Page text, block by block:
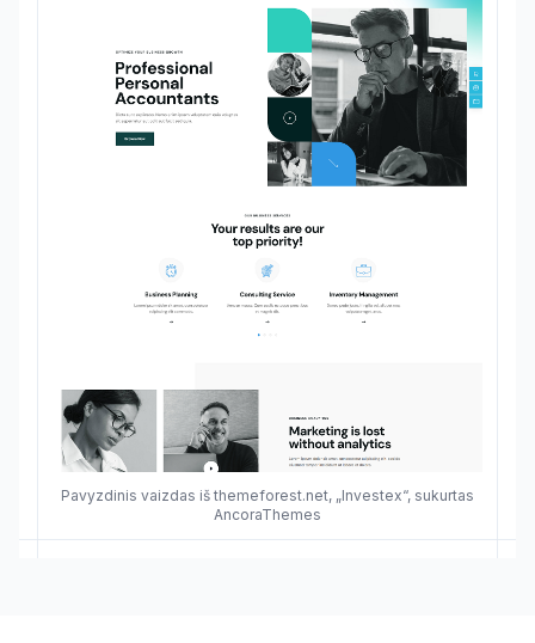
Pavyzdinis vaizdas iš themeforest.net, „Investex“, sukurtas
AncoraThemes